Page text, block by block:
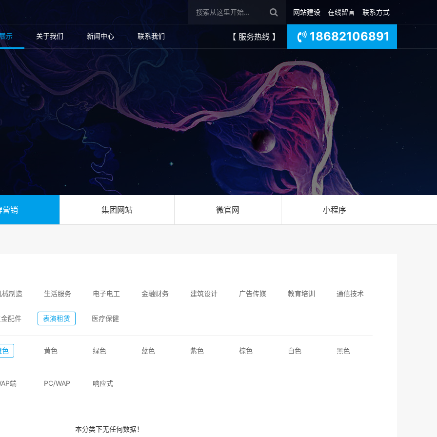
网站建设 在线留言 联系方式
示 关于我们 新闻中心 联系我们 【 服务热线 】 18682106891
营销 集团网站 微官网 小程序
械制造 生活服务 电子电工 金融财务 建筑设计 广告传媒 教育培训 通信技术
配件 表演租赁 医疗保健
色 黄色 绿色 蓝色 紫色 棕色 白色 黑色
端 PC/WAP 响应式
本分类下无任何数据！